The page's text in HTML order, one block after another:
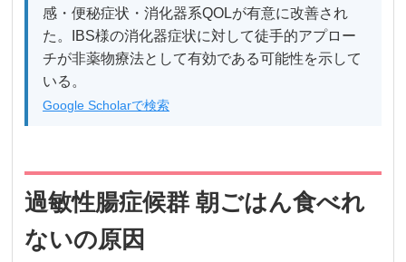
感・便秘症状・消化器系QOLが有意に改善され
た。IBS様の消化器症状に対して徒手的アプロー
チが非薬物療法として有効である可能性を示して
いる。
Google Scholarで検索
過敏性腸症候群 朝ごはん食べれ
ないの原因